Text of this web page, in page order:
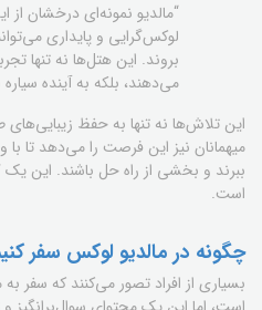
“مالدیو نمونه‌ای درخشان
لوکس‌گرایی و پایداری
بروند. این هتل‌ها نه تنها
می‌دهند، بلکه به آینده
این تلاش‌ها نه تنها به حفظ
میهمانان نیز این فرصت را می‌دهد تا
ببرند و بخشی از راه حل باشند. این یک
است.
چگونه در مالدیو لوکس سفر
بسیاری از افراد تصور می‌کنند که سفر به